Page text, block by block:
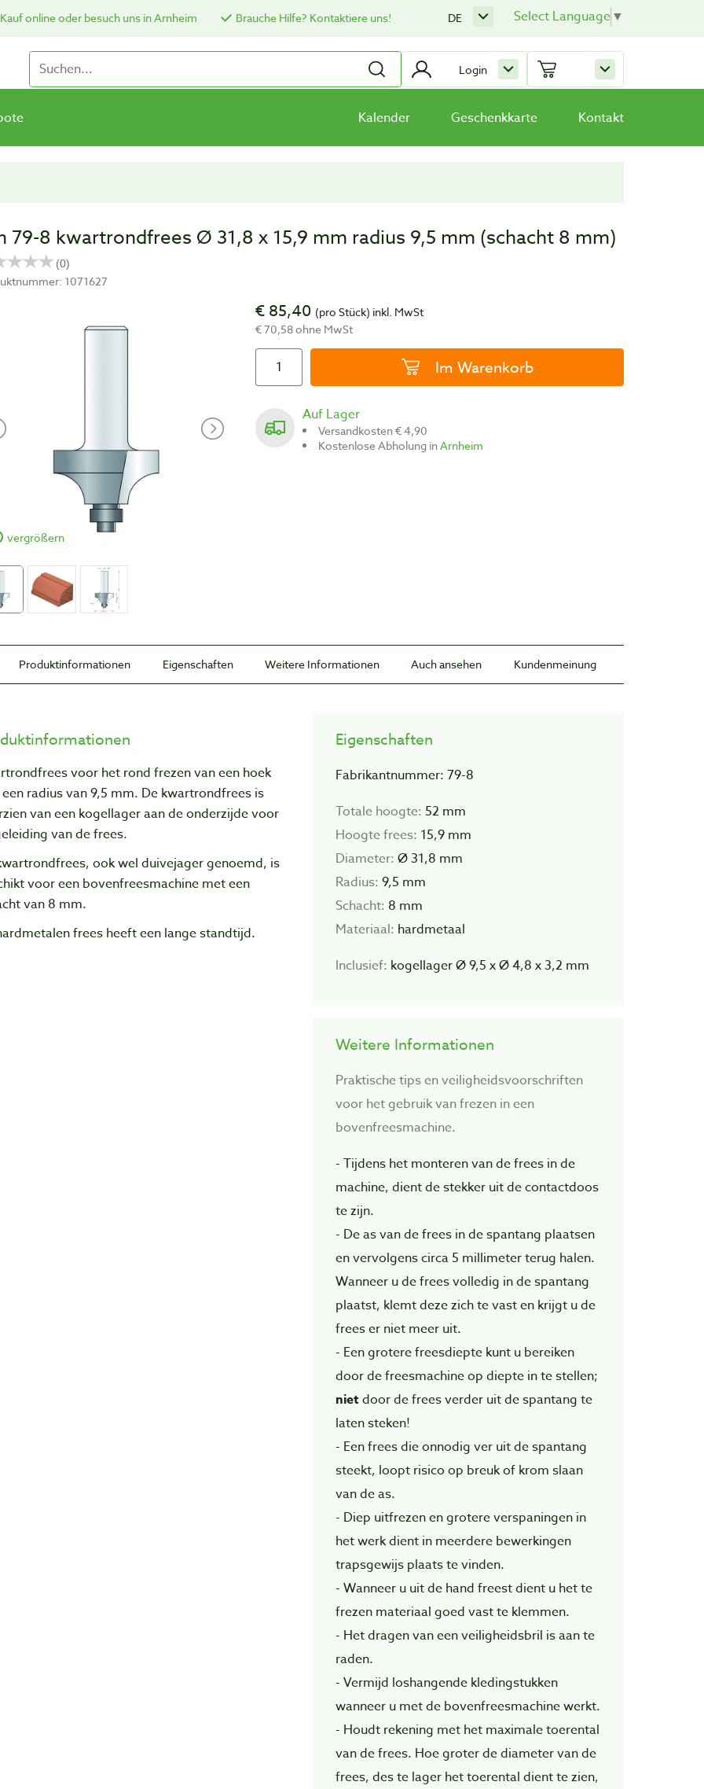
Kauf online oder besuch uns in Arnheim Brauche Hilfe? Kontaktiere uns! Select Language▼
DE
Login
Kalender Geschenkkarte Kontakt
79-8 kwartrondfrees Ø 31,8 x 15,9 mm radius 9,5 mm (schacht 8 mm)
1071627
vergrößern
€ 85,40 (pro Stück) inkl. MwSt
€ 70,58 ohne MwSt
Im Warenkorb
Auf Lager
Versandkosten € 4,90
Kostenlose Abholung inArnheim
Produktinformationen Eigenschaften Weitere Informationen Auch ansehen Kundenmeinung
voor het rond frezen van een hoek
radius van 9,5 mm. De kwartrondfrees is
van een kogellager aan de onderzijde voor
van de frees.
ook wel duivejager genoemd, is
voor een bovenfreesmachine met een
van 8 mm.
frees heeft een lange standtijd.
Eigenschaften
Fabrikantnummer: 79-8
Totale hoogte: 52 mm
Hoogte frees: 15,9 mm
Diameter: Ø 31,8 mm
Radius: 9,5 mm
Schacht: 8 mm
Materiaal: hardmetaal
Inclusief: kogellager Ø 9,5 x Ø 4,8 x 3,2 mm
Weitere Informationen
Praktische tips en veiligheidsvoorschriften
voor het gebruik van frezen in een
bovenfreesmachine.
- Tijdens het monteren van de frees in de
machine, dient de stekker uit de contactdoos
te zijn.
- De as van de frees in de spantang plaatsen
en vervolgens circa 5 millimeter terug halen.
Wanneer u de frees volledig in de spantang
plaatst, klemt deze zich te vast en krijgt u de
frees er niet meer uit.
- Een grotere freesdiepte kunt u bereiken
door de freesmachine op diepte in te stellen;
nietdoor de frees verder uit de spantang te
laten steken!
- Een frees die onnodig ver uit de spantang
steekt, loopt risico op breuk of krom slaan
van de as.
- Diep uitfrezen en grotere verspaningen in
het werk dient in meerdere bewerkingen
trapsgewijs plaats te vinden.
- Wanneer u uit de hand freest dient u het te
frezen materiaal goed vast te klemmen.
- Het dragen van een veiligheidsbril is aan te
raden.
- Vermijd loshangende kledingstukken
wanneer u met de bovenfreesmachine werkt.
- Houdt rekening met het maximale toerental
van de frees. Hoe groter de diameter van de
frees, des te lager het toerental dient te zien,